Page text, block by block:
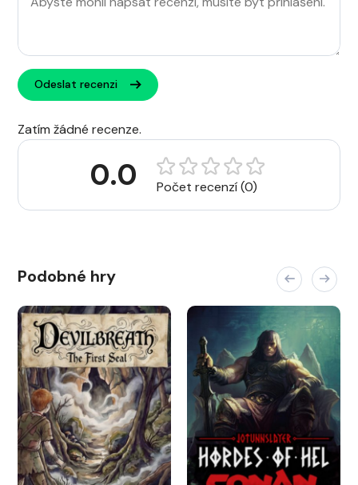
Odeslat recenzi
Zatím žádné recenze.
0.0 Počet recenzí (0)
Podobné hry